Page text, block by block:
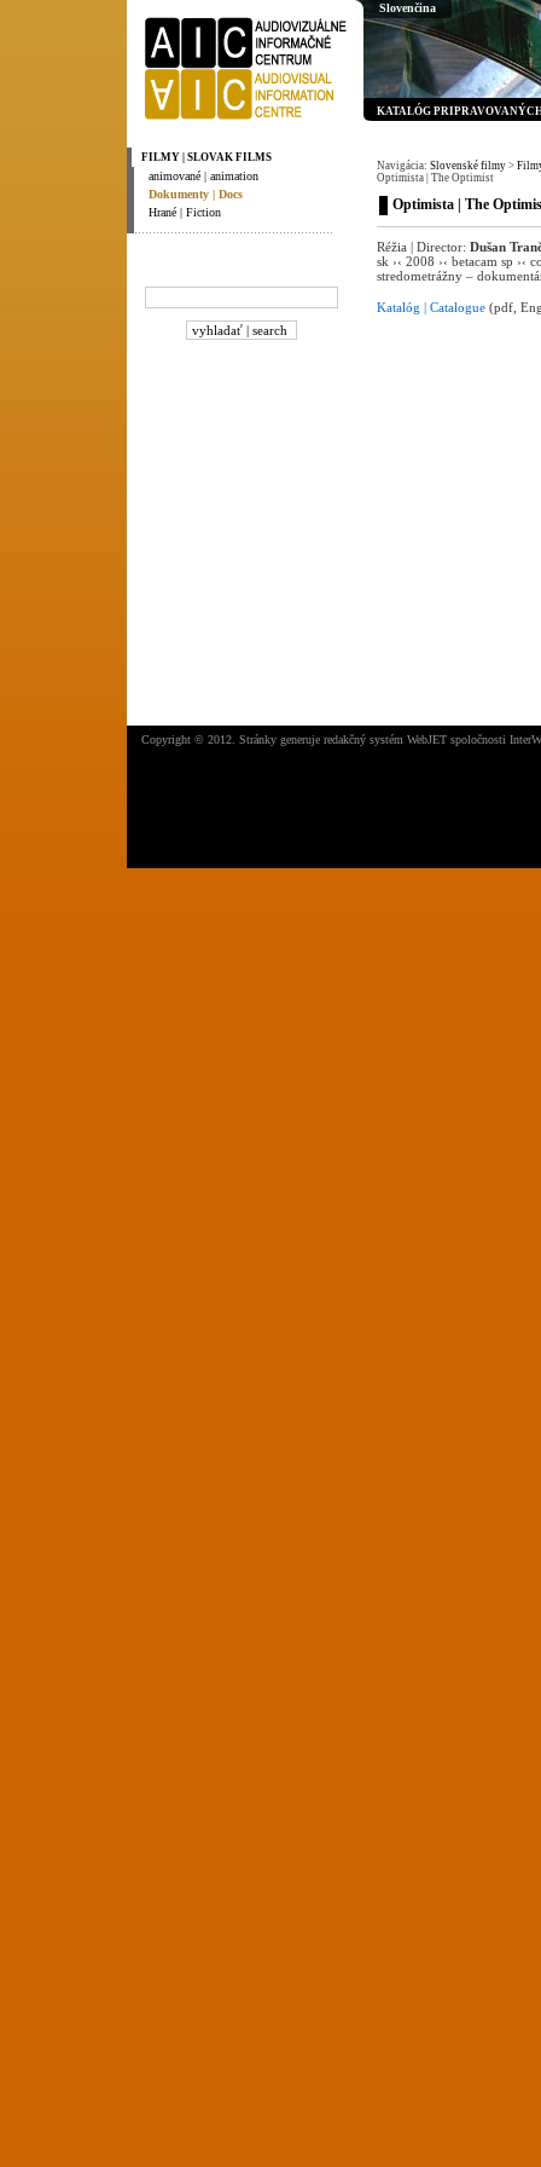
FILMY | SLOVAK FILMS
animované | animation
Dokumenty | Docs
Hrané | Fiction
Slovenčina
KATALÓG
Navigácia: Slovenské filmy >
Optimista | The Optimist
Optimista | The
Réžia | Director: Dušan
sk ›‹ 2008 ›‹ betacam sp
stredometrážny –
Katalóg | Catalogue (pdf,
Copyright © 2012. Stránky generuje redakčný systém WebJET spoločnosti